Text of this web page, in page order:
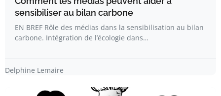
sensibiliser au bilan carbone
EN BREF Rôle des médias dans la sensibilisation au bilan
carbone. Intégration de l’écologie dans…
Delphine Lemaire